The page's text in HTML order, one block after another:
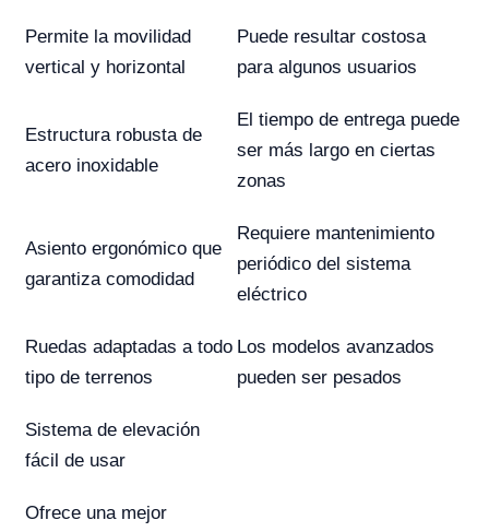
Permite la movilidad
vertical y horizontal
Puede resultar costosa
para algunos usuarios
Estructura robusta de
acero inoxidable
El tiempo de entrega puede
ser más largo en ciertas
zonas
Asiento ergonómico que
garantiza comodidad
Requiere mantenimiento
periódico del sistema
eléctrico
Ruedas adaptadas a todo
tipo de terrenos
Los modelos avanzados
pueden ser pesados
Sistema de elevación
fácil de usar
Ofrece una mejor